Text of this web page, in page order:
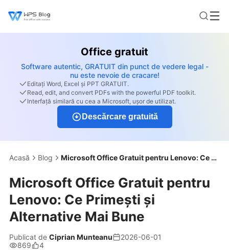
Office gratuit
Software autentic, GRATUIT din punct de vedere legal -
nu este nevoie de cracare!
Editați Word, Excel și PPT GRATUIT.
Read, edit, and convert PDFs with the powerful PDF toolkit.
Interfață similară cu cea a Microsoft, ușor de utilizat.
Descărcare gratuită
Acasă Blog Microsoft Office Gratuit pentru Lenovo: Ce Primești și Alternative Mai Bune
Microsoft Office Gratuit pentru
Lenovo: Ce Primești și
Alternative Mai Bune
Publicat de Ciprian Munteanu
2026-06-01
869
4